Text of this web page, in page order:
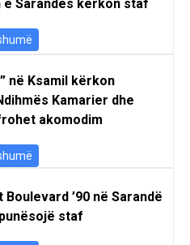
Sarandës kërkon staf
në Ksamil kërkon
Kamarier dhe
akomodim
Boulevard ’90 në Sarandë
staf